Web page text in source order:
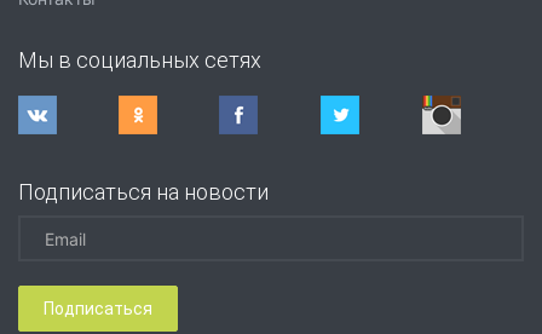
Мы в социальных сетях
Подписаться на новости
Подписаться